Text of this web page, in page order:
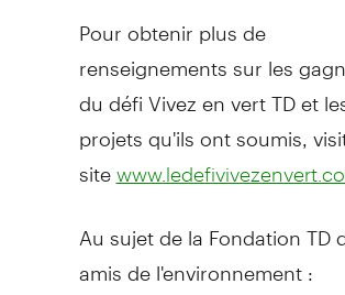
Pour obtenir plus de
renseignements sur les
du défi Vivez en vert TD et
projets qu'ils ont soumis,
site
Au sujet de la Fondation TD
amis de l'environnement :